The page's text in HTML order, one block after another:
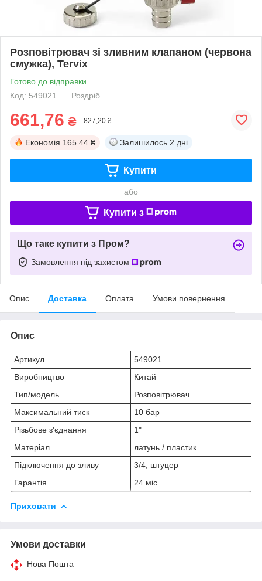
Розповітрювач зі зливним клапаном (червона
смужка), Tervix
Готово до відправки
Код: 549021
Роздріб
661,76 ₴ 827,20 ₴
Економія 165.44 ₴ Залишилось 2 дні
Купити
або
Купити з
Що таке купити з Пром?
Замовлення під захистом
Опис Доставка Оплата Умови повернення
Опис
Артикул
549021
Виробництво
Китай
Тип/модель
Розповітрювач
Максимальний тиск
10 бар
Різьбове з'єднання
1"
Матеріал
латунь / пластик
Підключення до зливу
3/4, штуцер
Гарантія
24 міс
Приховати
Умови доставки
Нова Пошта